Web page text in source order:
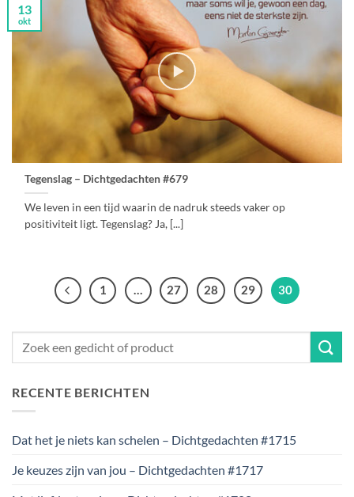
Tegenslag – Dichtgedachten #679
We leven in een tijd waarin de nadruk steeds vaker op
positiviteit ligt. Tegenslag? Ja, [...]
13
okt
1 … 27 28 29 30
RECENTE BERICHTEN
Dat het je niets kan schelen – Dichtgedachten #1715
Je keuzes zijn van jou – Dichtgedachten #1717